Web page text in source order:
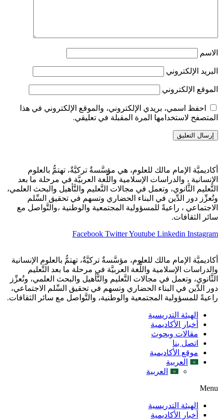
الاسم
البريد الإلكتروني
الموقع الإلكتروني
احفظ اسمي، بريدي الإلكتروني، والموقع الإلكتروني في هذا
المتصفح لاستخدامها المرة المقبلة في تعليقي.
أكاديميَّة الإمام مالك للعلوم، هي مؤسَّسةٌ تركيَّةٌ، تهتمُّ بالعلوم
الإنسانية ، والدراسات الإسلامية واللُّغة العربيَّة في مرحلة ما بعد
التَّعليم الثَّانوي، وتعمل في مجالات التَّعليم والتَّأهيل والبحث العلمي،
وتُعزِّز دور الدِّين في البناء الحضاري وتسهم في تحقيق السِّلم
الاجتماعي ، راعيةً للمسؤولية المجتمعية والوطنية ،والتَّواصل مع
سائر الثقافات.
Facebook TwitterYoutube Linkedin Instagram
أكاديميَّة الإمام مالك للعلوم، مؤسَّسةٌ تركيَّةٌ، تهتمُّ بالعلوم الإنسانية
والدراسات الإسلامية واللُّغة العربيَّة في مرحلة ما بعد التَّعليم
الثَّانوي، وتعمل في مجالات التَّعليم والتَّأهيل والبحث العلمي، وتُعزِّز
دور الدِّين في البناء الحضاري وتسهم في تحقيق السِّلم الاجتماعي،
راعيةً للمسؤولية المجتمعية والوطنية، والتَّواصل مع سائر الثقافات.
الهيئة التدريسية
أخبار الأكاديمية
مقالات وبحوث
اتصل بنا
موقع الأكاديمية
العربية
العربية
Menu
الهيئة التدريسية
أخبار الأكاديمية